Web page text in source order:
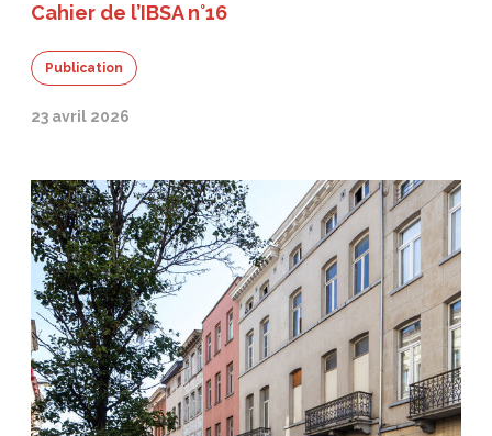
Cahier de l’IBSA n°16
Publication
23 avril 2026